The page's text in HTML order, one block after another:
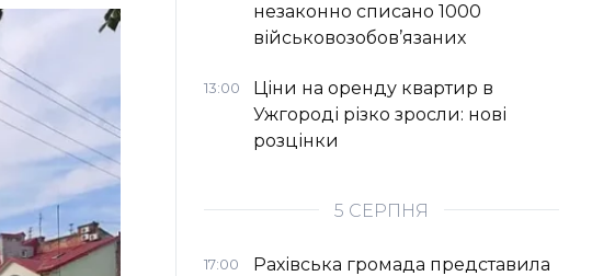
незаконно списано 1000
військовозобов’язаних
13:00
Ціни на оренду квартир в
Ужгороді різко зросли: нові
розцінки
5 СЕРПНЯ
17:00
Рахівська громада представила